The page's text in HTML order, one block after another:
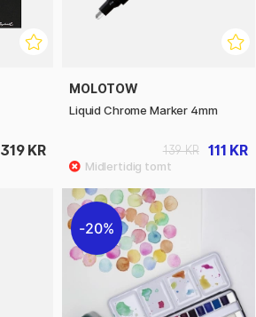
319 KR
MOLOTOW
Liquid Chrome Marker 4mm
111 KR
139 KR
20%